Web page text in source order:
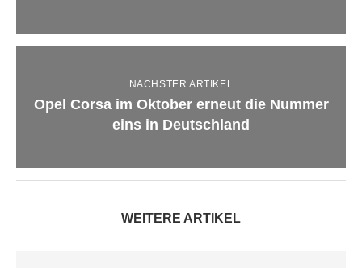
NÄCHSTER ARTIKEL
Opel Corsa im Oktober erneut die Nummer
eins in Deutschland
WEITERE ARTIKEL